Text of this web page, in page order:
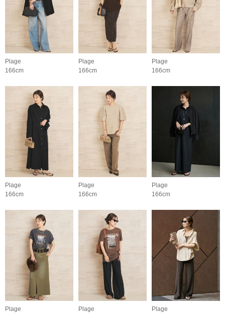
Plage
166cm
Plage
166cm
Plage
166cm
Plage
166cm
Plage
166cm
Plage
166cm
Plage
Plage
Plage